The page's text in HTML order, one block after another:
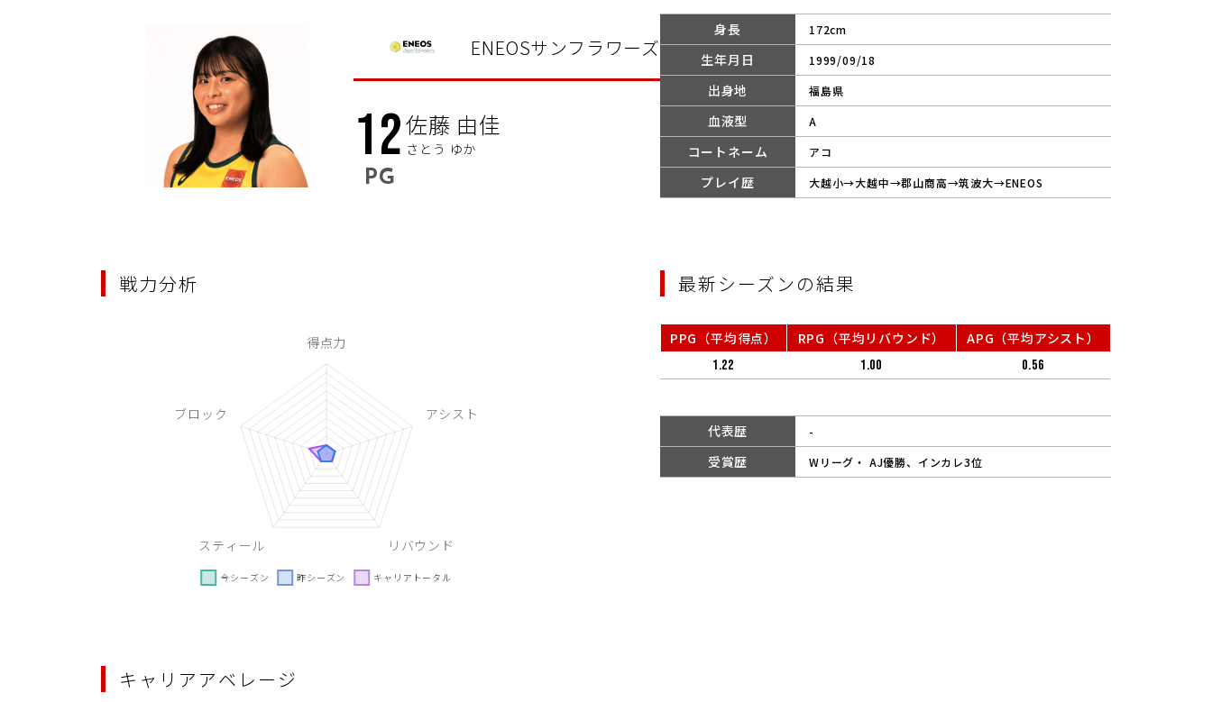
ENEOSサンフラワーズ
12
PG
佐藤 由佳
さとう ゆか
身長 172cm
生年月日 1999/09/18
出身地 福島県
血液型 A
コートネーム アコ
プレイ歴 大越小→大越中→郡山商高→筑波大→ENEOS
戦力分析 最新シーズンの結果
PPG（平均得点） RPG（平均リバウンド） APG（平均アシスト）
1.22 1.00 0.56
代表歴 -
受賞歴 Wリーグ・ AJ優勝、インカレ3位
キャリアアベレージ